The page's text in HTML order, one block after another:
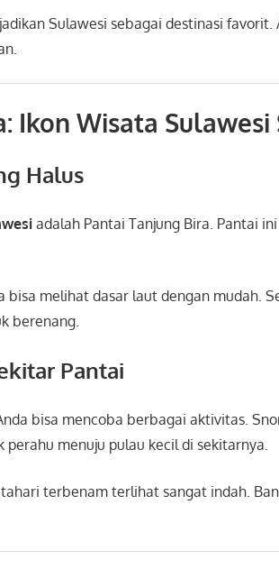
Sulawesi sebagai destinasi
Ikon Wisata
Halus
adalah Pantai Tanjung Bira . Pantai
bisa melihat dasar laut dengan mudah.
berenang.
Pantai
bisa mencoba berbagai aktivitas.
menuju pulau kecil di sekitarnya.
terbenam terlihat sangat indah.